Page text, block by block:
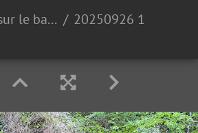
La Vence sur le bas de Quaix 20250926 102034